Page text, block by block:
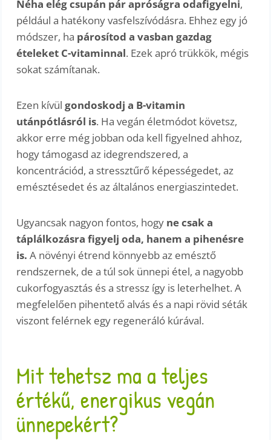
Néha elég csupán pár apróságra odafigyelni,
például a hatékony vasfelszívódásra. Ehhez egy jó
módszer, ha párosítod a vasban gazdag
ételeket C-vitaminnal. Ezek apró trükkök, mégis
sokat számítanak.
Ezen kívül gondoskodj a B-vitamin
utánpótlásról is. Ha vegán életmódot követsz,
akkor erre még jobban oda kell figyelned ahhoz,
hogy támogasd az idegrendszered, a
koncentrációd, a stressztűrő képességedet, az
emésztésedet és az általános energiaszintedet.
Ugyancsak nagyon fontos, hogy ne csak a
táplálkozásra figyelj oda, hanem a pihenésre
is.A növényi étrend könnyebb az emésztő
rendszernek, de a túl sok ünnepi étel, a nagyobb
cukorfogyasztás és a stressz így is leterhelhet. A
megfelelően pihentető alvás és a napi rövid séták
viszont felérnek egy regeneráló kúrával.
Mit tehetsz ma a teljes
értékű, energikus vegán
ünnepekért?